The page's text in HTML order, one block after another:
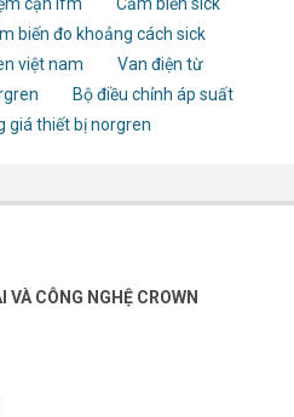
biến đo khoảng cách sick
việt nam
Van điện từ
Bộ điều chỉnh áp suất
giá thiết bị norgren
CÔNG NGHỆ CROWN